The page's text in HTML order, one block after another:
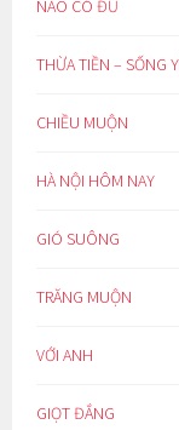
NÀO CÓ ĐỦ
THỪA TIỀN – SỐNG
CHIỀU MUỘN
HÀ NỘI HÔM NAY
GIÓ SUÔNG
TRĂNG MUỘN
VỚI ANH
GIỌT ĐẮNG